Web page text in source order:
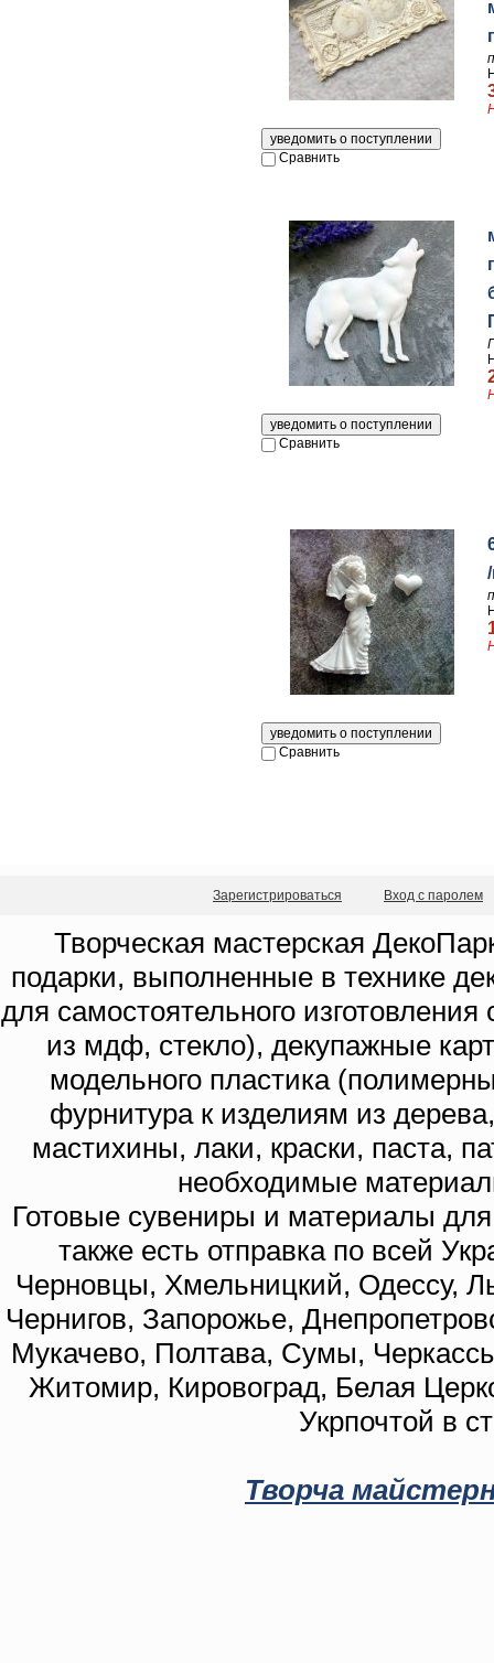
Сравнить
Сравнить
Сравнить
Зарегистрироваться Вход с паролем
Творческая мастерская
подарки, выполненные в технике
для самостоятельного
из мдф, стекло), декупажные
модельного пластика
фурнитура к изделиям из
мастихины, лаки, краски, паста,
необходимые
Готовые сувениры и материалы
также есть отправка по всей
Черновцы, Хмельницкий, Одессу,
Чернигов, Запорожье,
Мукачево, Полтава, Сумы,
Житомир, Кировоград, Белая
Укрпочтой в
Творча